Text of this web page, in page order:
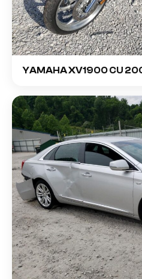
YAMAHA XV1900 CU